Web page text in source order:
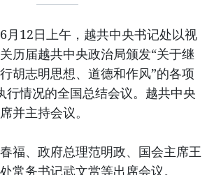
12日上午，越共中央书记处以视
历届越共中央政治局颁发“关于继
胡志明思想、道德和作风”的各项
行情况的全国总结会议。越共中央
并主持会议。
福、政府总理范明政、国会主席王
常务书记武文赏等出席会议。